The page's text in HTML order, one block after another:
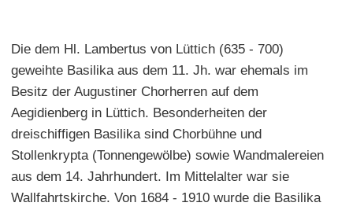
Die dem Hl. Lambertus von Lüttich (635 - 700)
geweihte Basilika aus dem 11. Jh. war ehemals im
Besitz der Augustiner Chorherren auf dem
Aegidienberg in Lüttich. Besonderheiten der
dreischiffigen Basilika sind Chorbühne und
Stollenkrypta (Tonnengewölbe) sowie Wandmalereien
aus dem 14. Jahrhundert. Im Mittelalter war sie
Wallfahrtskirche. Von 1684 - 1910 wurde die Basilika